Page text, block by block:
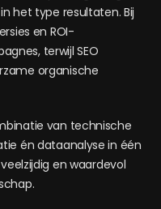
het type resultaten. Bij
en ROI-
terwijl SEO
organische
van technische
én dataanalyse in één
en waardevol